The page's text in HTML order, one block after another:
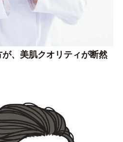
が、美肌クオリティが断然